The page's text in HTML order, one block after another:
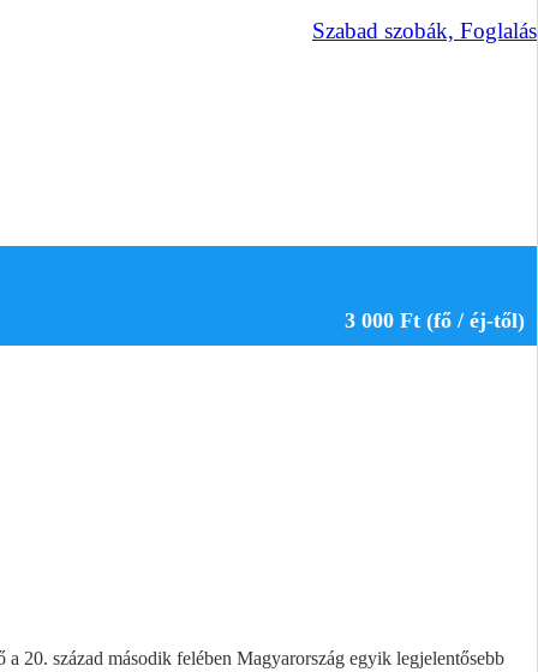
Szabad szobák, Foglalás
3 000 Ft (fő / éj-től)
20. század második felében Magyarország egyik legjelentősebb